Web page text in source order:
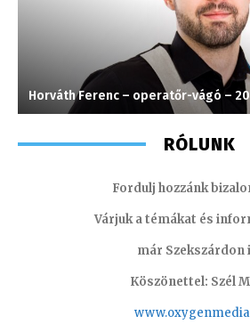
Horváth Ferenc – operatőr-vágó –
RÓLUNK
Fordulj hozzánk
Várjuk a témákat és
már Szekszárdon
Köszönettel: Szél